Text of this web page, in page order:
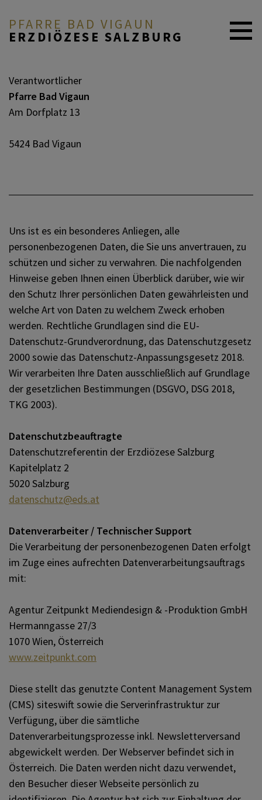
PFARRE BAD VIGAUN
ERZDIÖZESE SALZBURG
AKTUELLES
GOTTESDIENSTORDNUNG
/ PFARRBRIEF
PFARRTEAM /
PFARRGEMEINDERAT
KIRCHEN / PFARRHOF /
PFARRHEIM
KONTAKT
PFARRVERBAND TENNENGAU
Verantwortlicher
Pfarre Bad Vigaun
Am Dorfplatz 13
5424 Bad Vigaun
Uns ist es ein besonderes Anliegen, alle
personenbezogenen Daten, die Sie uns anvertrauen, zu
schützen und sicher zu verwahren. Die nachfolgenden
Hinweise geben Ihnen einen Überblick darüber, wie wir
den Schutz Ihrer persönlichen Daten gewährleisten und
welche Art von Daten zu welchem Zweck erhoben
werden. Rechtliche Grundlagen sind die EU-
Datenschutz-Grundverordnung, das Datenschutzgesetz
2000 sowie das Datenschutz-Anpassungsgesetz 2018.
Wir verarbeiten Ihre Daten ausschließlich auf Grundlage
der gesetzlichen Bestimmungen (DSGVO, DSG 2018,
TKG 2003).
Datenschutzbeauftragte
Datenschutzreferentin der Erzdiözese Salzburg
Kapitelplatz 2
5020 Salzburg
datenschutz@eds.at
Datenverarbeiter / Technischer Support
Die Verarbeitung der personenbezogenen Daten erfolgt
im Zuge eines aufrechten Datenverarbeitungsauftrags
mit:
Agentur Zeitpunkt Mediendesign & -Produktion GmbH
Hermanngasse 27/3
1070 Wien, Österreich
www.zeitpunkt.com
Diese stellt das genutzte Content Management System
(CMS) siteswift sowie die Serverinfrastruktur zur
Verfügung, über die sämtliche
Datenverarbeitungsprozesse inkl. Newsletterversand
abgewickelt werden. Der Webserver befindet sich in
Österreich. Die Daten werden nicht dazu verwendet,
den Besucher dieser Webseite persönlich zu